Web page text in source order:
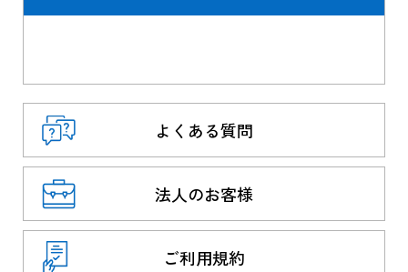
よくある質問
法人のお客様
ご利用規約